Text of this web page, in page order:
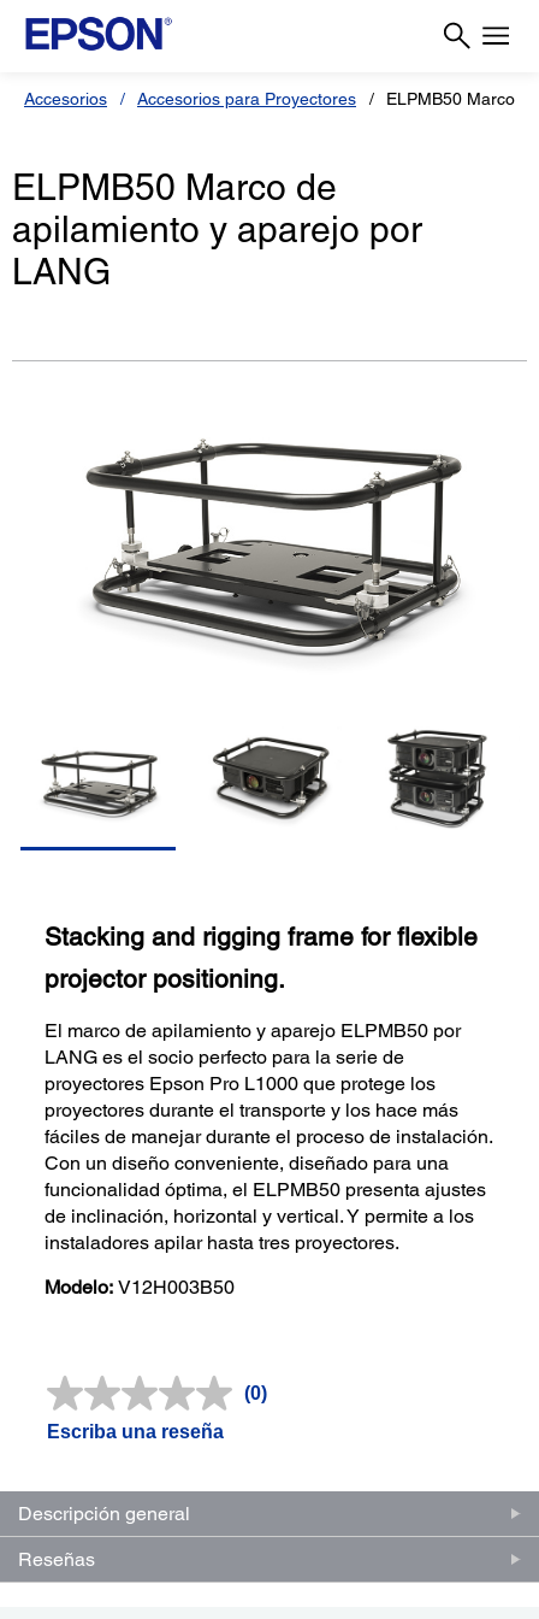
Accesorios Accesorios para Proyectores ELPMB50 Marco
ELPMB50 Marco de
apilamiento y aparejo por
LANG
Stacking and rigging frame for flexible
projector positioning.
El marco de apilamiento y aparejo ELPMB50 por
LANG es el socio perfecto para la serie de
proyectores Epson Pro L1000 que protege los
proyectores durante el transporte y los hace más
fáciles de manejar durante el proceso de instalación.
Con un diseño conveniente, diseñado para una
funcionalidad óptima, el ELPMB50 presenta ajustes
de inclinación, horizontal y vertical. Y permite a los
instaladores apilar hasta tres proyectores.
Modelo: V12H003B50
Sin
misma
(0)
Escriba una reseña
Descripción general
Reseñas